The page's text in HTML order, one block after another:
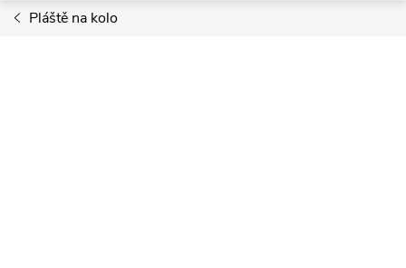
Pláště na kolo